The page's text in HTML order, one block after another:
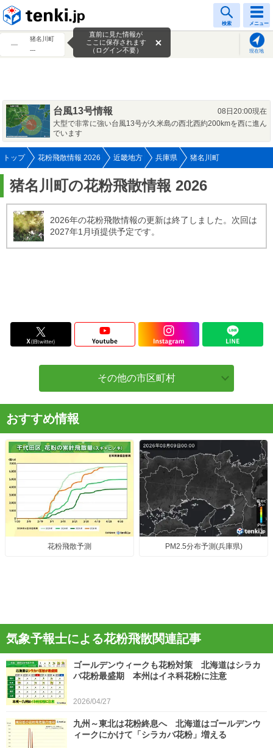
検索 メニュー
猪名川町
---
現在地
直前に見た情報が
ここに保存されます
（ログイン不要）
台風13号情報
08日20:00現在
大型で非常に強い台風13号が久米島の西北西約200kmを西に進ん
でいます
トップ 花粉飛散情報 2026 近畿地方 兵庫県 猪名川町
猪名川町の花粉飛散情報 2026
2026年の花粉飛散情報の更新は終了しました。次回は
2027年1月頃提供予定です。
その他の市区町村
おすすめ情報
花粉飛散予測 PM2.5分布予測(兵庫県)
気象予報士による花粉飛散関連記事
ゴールデンウィークも花粉対策 北海道はシラカ
バ花粉最盛期 本州はイネ科花粉に注意
2026/04/27
九州～東北は花粉終息へ 北海道はゴールデンウ
ィークにかけて「シラカバ花粉」増える